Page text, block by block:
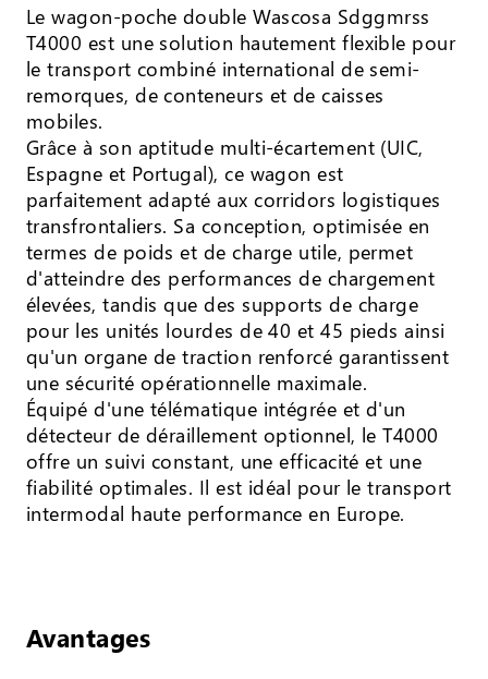
Le wagon-poche double Wascosa Sdggmrss
T4000 est une solution hautement flexible pour
le transport combiné international de semi-
remorques, de conteneurs et de caisses
mobiles.
Grâce à son aptitude multi-écartement (UIC,
Espagne et Portugal), ce wagon est
parfaitement adapté aux corridors logistiques
transfrontaliers. Sa conception, optimisée en
termes de poids et de charge utile, permet
d'atteindre des performances de chargement
élevées, tandis que des supports de charge
pour les unités lourdes de 40 et 45 pieds ainsi
qu'un organe de traction renforcé garantissent
une sécurité opérationnelle maximale.
Équipé d'une télématique intégrée et d'un
détecteur de déraillement optionnel, le T4000
offre un suivi constant, une efficacité et une
fiabilité optimales. Il est idéal pour le transport
intermodal haute performance en Europe.
Avantages